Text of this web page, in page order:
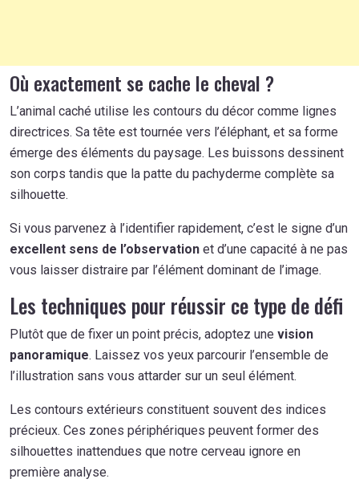
Où exactement se cache le cheval ?
L’animal caché utilise les contours du décor comme lignes
directrices. Sa tête est tournée vers l’éléphant, et sa forme
émerge des éléments du paysage. Les buissons dessinent
son corps tandis que la patte du pachyderme complète sa
silhouette.
Si vous parvenez à l’identifier rapidement, c’est le signe d’un
excellent sens de l’observation et d’une capacité à ne pas
vous laisser distraire par l’élément dominant de l’image.
Les techniques pour réussir ce type de défi
Plutôt que de fixer un point précis, adoptez une vision
panoramique. Laissez vos yeux parcourir l’ensemble de
l’illustration sans vous attarder sur un seul élément.
Les contours extérieurs constituent souvent des indices
précieux. Ces zones périphériques peuvent former des
silhouettes inattendues que notre cerveau ignore en
première analyse.